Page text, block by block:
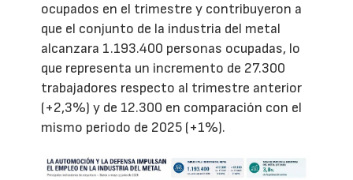
ocupados en el trimestre y contribuyeron a
que el conjunto de la industria del metal
alcanzara 1.193.400 personas ocupadas, lo
que representa un incremento de 27.300
trabajadores respecto al trimestre anterior
(+2,3%) y de 12.300 en comparación con el
mismo periodo de 2025 (+1%).